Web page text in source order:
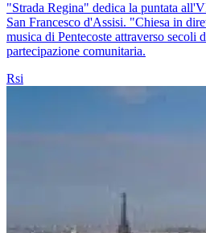
"Strada Regina" dedica la puntata
San Francesco d'Assisi. "Chiesa in
musica di Pentecoste attraverso secoli
partecipazione comunitaria.
Rsi